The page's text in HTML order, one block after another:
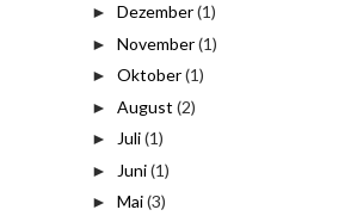
► Dezember(1)
► November(1)
► Oktober(1)
► August (2)
► Juli(1)
► Juni(1)
► Mai(3)